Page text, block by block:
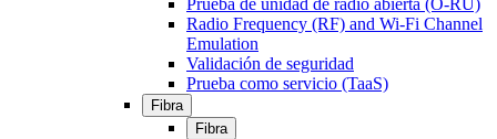
Prueba de unidad de radio abierta (O-RU)
Radio Frequency (RF) and Wi-Fi Channel
Emulation
Validación de seguridad
Prueba como servicio (TaaS)
Fibra
Fibra